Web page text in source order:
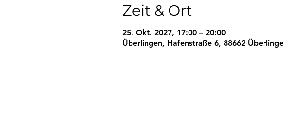
Zeit & Ort
25. Okt. 2027, 17:00 – 20:00
Überlingen, Hafenstraße 6, 88662